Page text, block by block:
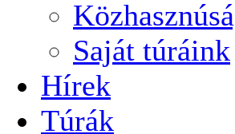
Saját túráink
Hírek
Túrák